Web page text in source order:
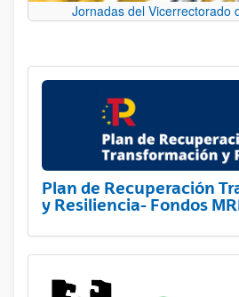
Jornadas del Vicerrectorado
Plan de Recuperación
y Resiliencia- Fondos